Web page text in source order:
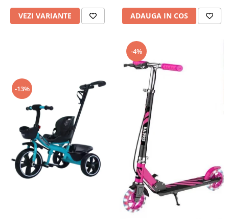
VEZI VARIANTE ADAUGA IN COS
-13%
-4%